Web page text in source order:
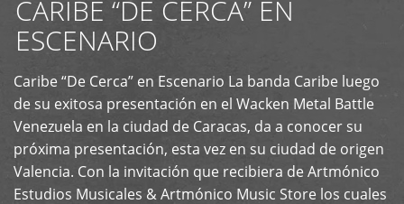
CARIBE “DE CERCA” EN
ESCENARIO
Caribe “De Cerca” en Escenario La banda Caribe luego
de su exitosa presentación en el Wacken Metal Battle
Venezuela en la ciudad de Caracas, da a conocer su
próxima presentación, esta vez en su ciudad de origen
Valencia. Con la invitación que recibiera de Artmónico
Estudios Musicales & Artmónico Music Store los cuales
+